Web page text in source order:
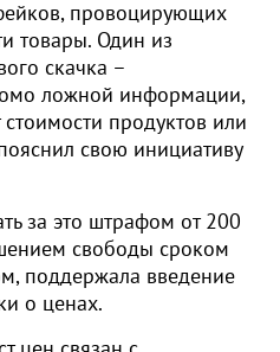
провоцирующих
товары. Один из
скачка –
ложной информации,
продуктов или
свою инициативу
за это штрафом от 200
свободы сроком
поддержала введение
о ценах.